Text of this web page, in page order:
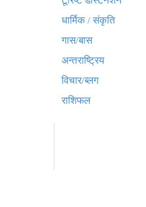
धार्मिक / संकृति
गास/बास
अन्तराष्ट्रिय
विचार/ब्लग
राशिफल